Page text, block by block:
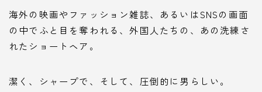
海外の映画やファッション雑誌、あるいはSNSの画面
の中でふと目を奪われる、外国人たちの、あの洗練さ
れたショートヘア。
潔く、シャープで、そして、圧倒的に男らしい。